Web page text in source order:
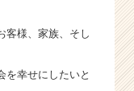
客様、家族、そし
を幸せにしたいと